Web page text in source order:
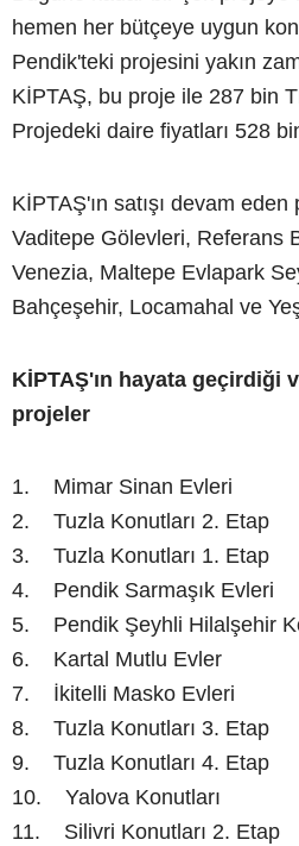
hemen her bütçeye uygun
Pendik'teki projesini yakın
KİPTAŞ, bu proje ile 287 bin
Projedeki daire fiyatları 528
KİPTAŞ'ın satışı devam
Vaditepe Gölevleri, Referans
Venezia, Maltepe Evlapark
Bahçeşehir, Locamahal ve
KİPTAŞ'ın hayata geçirdiği
projeler
1. Mimar Sinan Evleri
2. Tuzla Konutları 2. Etap
3. Tuzla Konutları 1. Etap
4. Pendik Sarmaşık Evleri
5. Pendik Şeyhli Hilalşehir
6. Kartal Mutlu Evler
7. İkitelli Masko Evleri
8. Tuzla Konutları 3. Etap
9. Tuzla Konutları 4. Etap
10. Yalova Konutları
11. Silivri Konutları 2. Etap